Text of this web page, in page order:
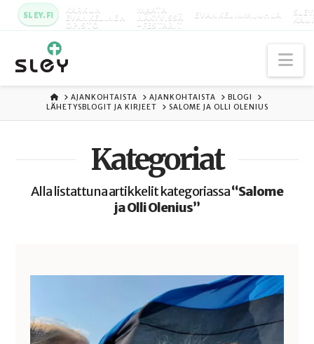
SLEY.FI KARKUN
EVANKELINEN
OPISTO
MAATA
NÄKYVISSÄ
-FESTARIT
EVANKELIUMIJUHLA
ETUSIVU
AJANKOHTAISTA AJANKOHTAISTA
BLOGI
LÄHETYSBLOGIT JA KIRJEET
SALOME JA OLLI OLENIUS
Kategoriat
Alla listattuna artikkelit kategoriassa“Salome
ja Olli Olenius”